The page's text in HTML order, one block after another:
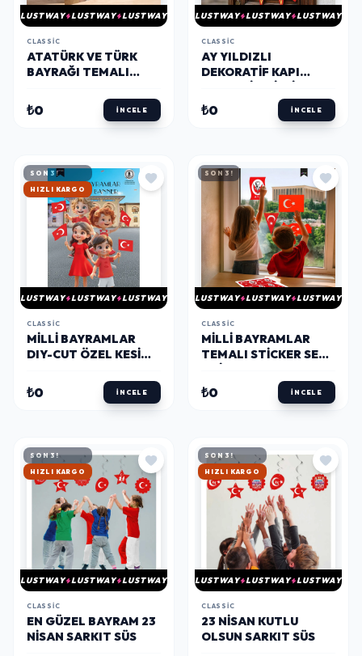
LUSTWAY LUSTWAY LUSTWAY
CLASSIC
ATATÜRK VE TÜRK
BAYRAĞI TEMALI
6,8 X 10,6 CM (2'LI SET)
₺0 İNCELE
LUSTWAY LUSTWAY LUSTWAY
CLASSIC
AY YILDIZLI
DEKORATIF KAPI
BAYRAM SÜSLEMESI
₺0 İNCELE
SON 3!
HIZLI KARGO
LUSTWAY LUSTWAY LUSTWAY
CLASSIC
MILLI BAYRAMLAR
DIY-CUT ÖZEL KESIM
₺0 İNCELE
SON 3!
LUSTWAY LUSTWAY LUSTWAY
CLASSIC
MILLI BAYRAMLAR
TEMALI STICKER SETI
₺0 İNCELE
SON 3!
HIZLI KARGO
LUSTWAY LUSTWAY LUSTWAY
CLASSIC
EN GÜZEL BAYRAM 23
NISAN SARKIT SÜS
SON 3!
HIZLI KARGO
LUSTWAY LUSTWAY LUSTWAY
CLASSIC
23 NISAN KUTLU
OLSUN SARKIT SÜS